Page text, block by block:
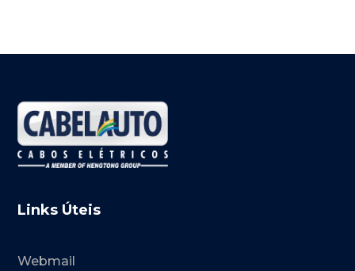
Links Úteis
Webmail